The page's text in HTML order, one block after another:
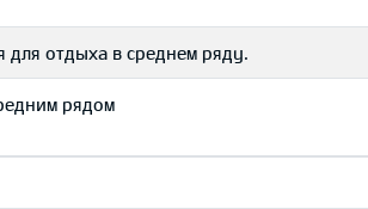
для отдыха в среднем ряду.
рядом